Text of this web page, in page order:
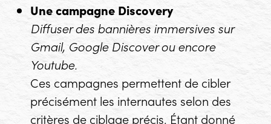
Une campagne Discovery
Diffuser des bannières immersives sur
Gmail, Google Discover ou encore
Youtube.
Ces campagnes permettent de cibler
précisément les internautes selon des
critères de ciblage précis. Étant donné